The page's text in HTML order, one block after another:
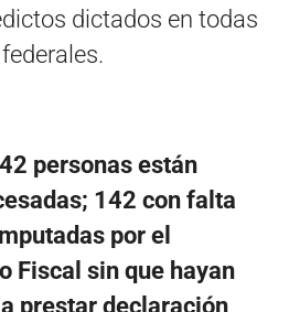
dictados en todas
personas están
142 con falta
por el
Fiscal sin que hayan
prestar declaración